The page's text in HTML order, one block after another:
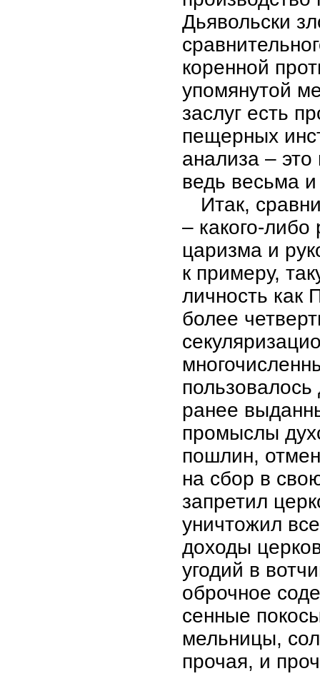
Дьявольски
коренной
упомянутой
заслуг есть
пещерных
анализа – это
ведь весьма
Итак,
– какого-
царизма и
к примеру,
личность как
более
ранее
промыслы
пошлин,
на сбор в
запретил
уничтожил
доходы
угодий в
оброчное
сенные
мельницы,
прочая, и